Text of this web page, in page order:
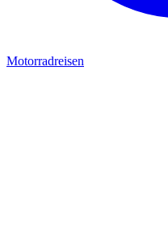
Motorradreisen